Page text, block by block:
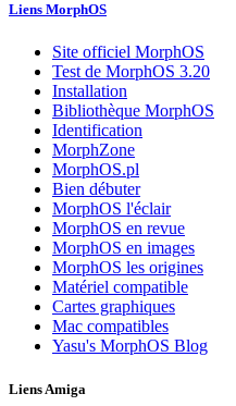
Liens MorphOS
Site officiel MorphOS
Test de MorphOS 3.20
Installation
Bibliothèque MorphOS
Identification
MorphZone
MorphOS.pl
Bien débuter
MorphOS l'éclair
MorphOS en revue
MorphOS en images
MorphOS les origines
Matériel compatible
Cartes graphiques
Mac compatibles
Yasu's MorphOS Blog
Liens Amiga